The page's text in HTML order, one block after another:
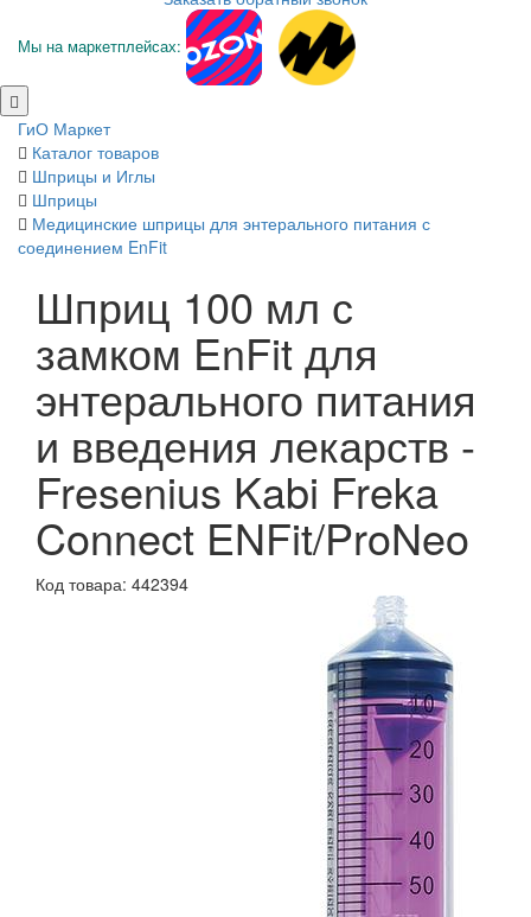
Мы на маркетплейсах:
ГиО Маркет
Каталог товаров
Шприцы и Иглы
Шприцы
Медицинские шприцы для энтерального питания с
соединением EnFit
Шприц 100 мл с
замком EnFit для
энтерального питания
и введения лекарств -
Fresenius Kabi Freka
Connect ENFit/ProNeo
Код товара: 442394